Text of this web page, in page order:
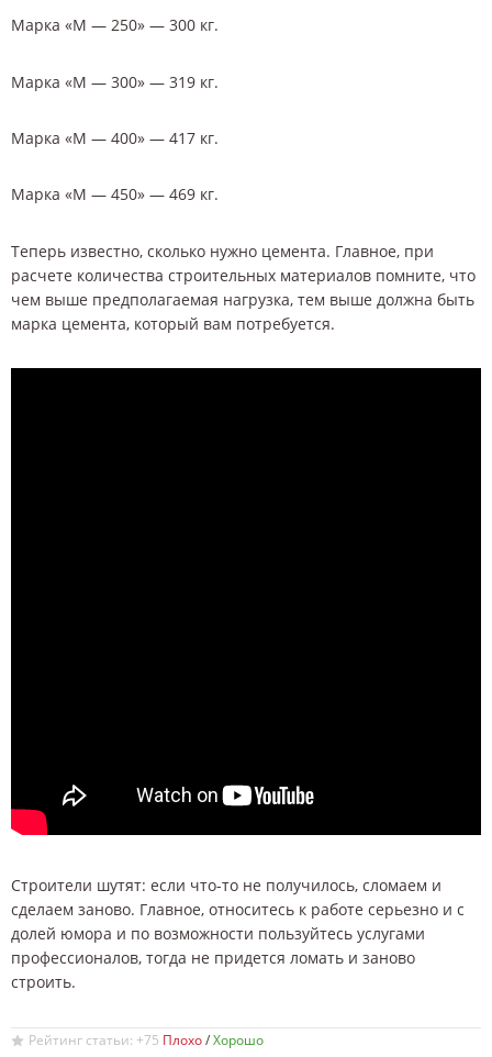
Марка «М — 250» — 300 кг.
Марка «М — 300» — 319 кг.
Марка «М — 400» — 417 кг.
Марка «М — 450» — 469 кг.
Теперь известно, сколько нужно цемента. Главное, при
расчете количества строительных материалов помните, что
чем выше предполагаемая нагрузка, тем выше должна быть
марка цемента, который вам потребуется.
Строители шутят: если что-то не получилось, сломаем и
сделаем заново. Главное, относитесь к работе серьезно и с
долей юмора и по возможности пользуйтесь услугами
профессионалов, тогда не придется ломать и заново
строить.
Рейтинг статьи: +75
/